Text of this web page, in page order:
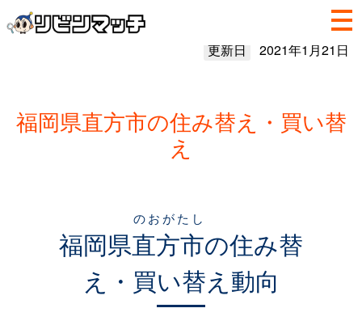
更新日 2021年1月21日
福岡県直方市の住み替え・買い替
え
福岡県直方市
のおがたし
の住み替
え・買い替え動向